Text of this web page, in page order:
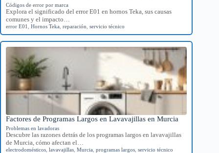
Códigos de error por marca
Explora el significado del error E01 en hornos Teka, sus causas
comunes y el impacto…
error E01 Hornos Teka reparación servicio técnico
Factores de Programas Largos en Lavavajillas en Murcia
Problemas en lavadoras
Descubre las razones detrás de los programas largos en lavavajillas
de Murcia, cómo afectan el…
electrodomésticos lavavajillas Murcia programas largos servicio técnico